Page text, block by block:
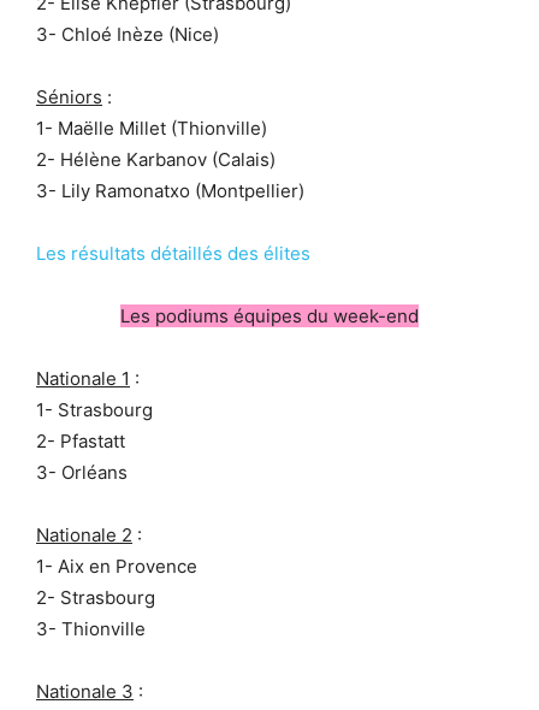
3- Chloé Inèze (Nice)
Séniors :
1- Maëlle Millet (Thionville)
2- Hélène Karbanov (Calais)
3- Lily Ramonatxo (Montpellier)
Les résultats détaillés des élites
Les podiums équipes du week-end
Nationale 1 :
1- Strasbourg
2- Pfastatt
3- Orléans
Nationale 2 :
1- Aix en Provence
2- Strasbourg
3- Thionville
Nationale 3 :